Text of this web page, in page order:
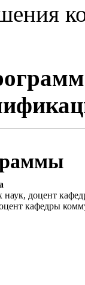
наук, доцент
кафедры